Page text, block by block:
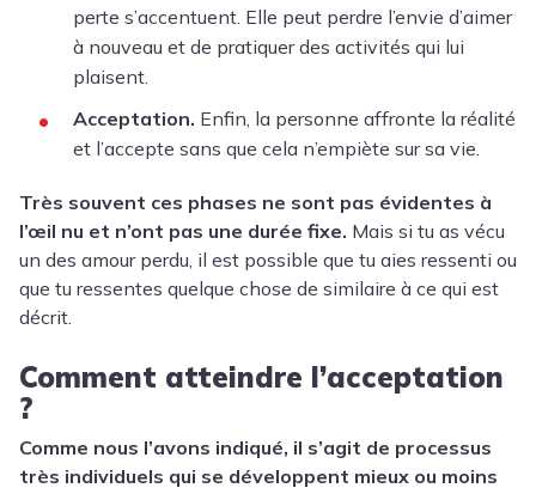
perte s’accentuent. Elle peut perdre l’envie d’aimer
à nouveau et de pratiquer des activités qui lui
plaisent.
Acceptation. Enfin, la personne affronte la réalité
et l’accepte sans que cela n’empiète sur sa vie.
Très souvent ces phases ne sont pas évidentes à
l’œil nu et n’ont pas une durée fixe. Mais si tu as vécu
un des amour perdu, il est possible que tu aies ressenti ou
que tu ressentes quelque chose de similaire à ce qui est
décrit.
Comment atteindre l’acceptation
?
Comme nous l’avons indiqué, il s’agit de processus
très individuels qui se développent mieux ou moins